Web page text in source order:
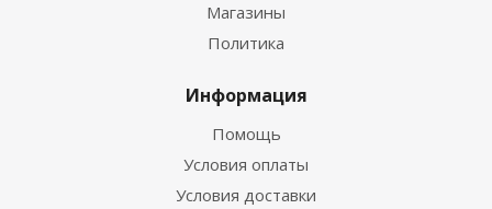
Магазины
Политика
Информация
Помощь
Условия оплаты
Условия доставки